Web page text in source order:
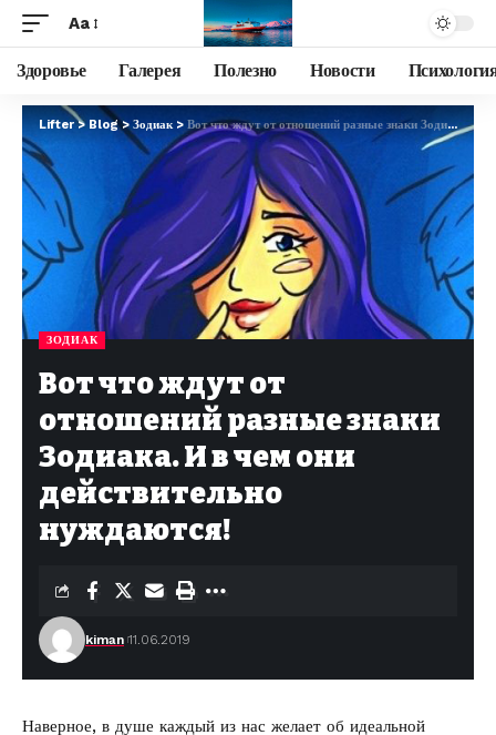
Aa
Здоровье Галерея Полезно Новости
Lifter> Blog> Зодиак> Вот что ждут от отношений разные знаки Зодиака. И в чем они действительно нуждаются!
ЗОДИАК
Вот что ждут от
отношений разные знаки
Зодиака. И в чем они
действительно
нуждаются!
kiman 11.06.2019
Наверное, в душе каждый из нас желает об идеальной